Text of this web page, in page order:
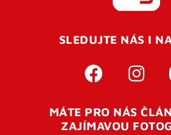
SLEDUJTE NÁS I
MÁTE PRO NÁS
ZAJÍMAVOU